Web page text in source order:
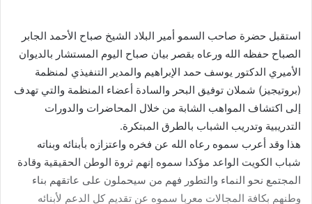
استقبل حضرة صاحب السمو أمير البلاد الشيخ صباح الأحمد الجابر
الصباح حفظه الله ورعاه بقصر بيان صباح اليوم المستشار بالديوان
الأميري الدكتور يوسف حمد الإبراهيم والمدير التنفيذي لمنظمة
(بروتيجيز) شملان توفيق البحر والسادة أعضاء المنظمة والتي تهدف
إلى اكتشاف المواهب الشابة من خلال المحاضرات والدورات
التدريبية وتدريب الشباب بالطرق المبتكرة.
هذا وقد أعرب سموه رعاه الله عن فخره واعتزازه بأبنائه وبناته
شباب الكويت الواعد مؤكدا سموه إنهم ثروة الوطن الحقيقية وقادة
المجتمع نحو النماء والتطور فهم من سيحملون على عاتقهم بناء
وطنهم بكافة المجالات معربا سموه عن تقديم كل الدعم لأبنائه